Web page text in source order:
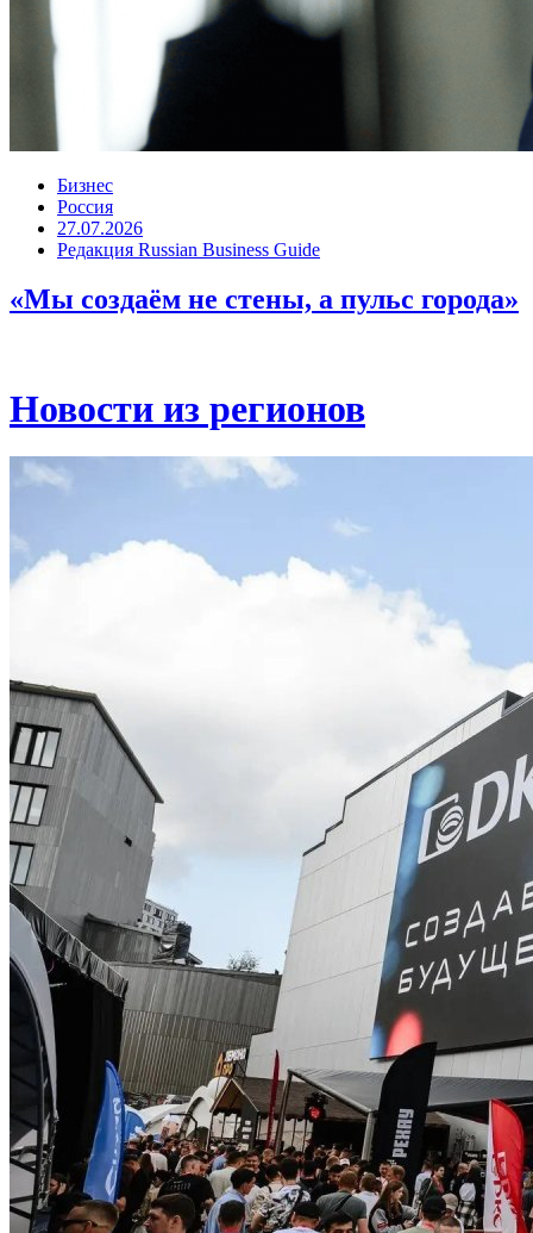
Бизнес
Россия
27.07.2026
Редакция Russian Business Guide
«Мы создаём не стены, а пульс города»
Новости из регионов